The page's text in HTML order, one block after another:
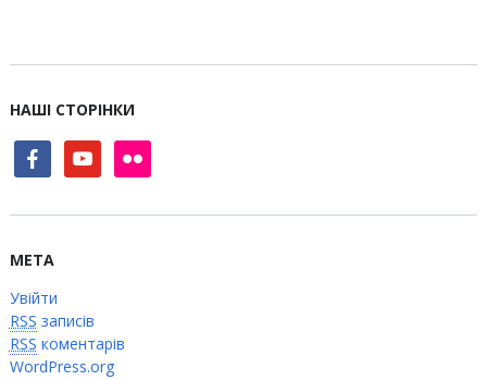
НАШІ СТОРІНКИ
facebookyoutube flickr
МЕТА
Увійти
RSS записів
RSS коментарів
WordPress.org